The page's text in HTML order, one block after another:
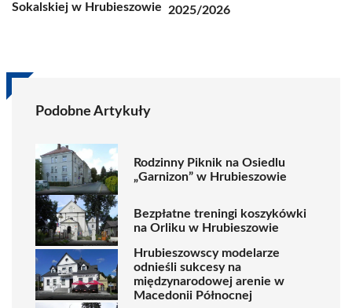
Sokalskiej w Hrubieszowie
2025/2026
Podobne Artykuły
Rodzinny Piknik na Osiedlu
„Garnizon” w Hrubieszowie
Bezpłatne treningi koszykówki
na Orliku w Hrubieszowie
Hrubieszowscy modelarze
odnieśli sukcesy na
międzynarodowej arenie w
Macedonii Północnej